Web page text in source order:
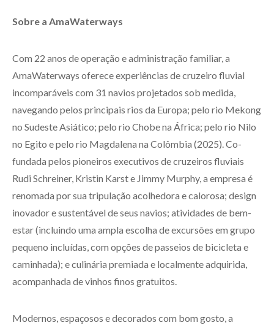
Sobre a AmaWaterways
Com 22 anos de operação e administração familiar, a
AmaWaterways oferece experiências de cruzeiro fluvial
incomparáveis com 31 navios projetados sob medida,
navegando pelos principais rios da Europa; pelo rio Mekong
no Sudeste Asiático; pelo rio Chobe na África; pelo rio Nilo
no Egito e pelo rio Magdalena na Colômbia (2025). Co-
fundada pelos pioneiros executivos de cruzeiros fluviais
Rudi Schreiner, Kristin Karst e Jimmy Murphy, a empresa é
renomada por sua tripulação acolhedora e calorosa; design
inovador e sustentável de seus navios; atividades de bem-
estar (incluindo uma ampla escolha de excursões em grupo
pequeno incluídas, com opções de passeios de bicicleta e
caminhada); e culinária premiada e localmente adquirida,
acompanhada de vinhos finos gratuitos.
Modernos, espaçosos e decorados com bom gosto, a